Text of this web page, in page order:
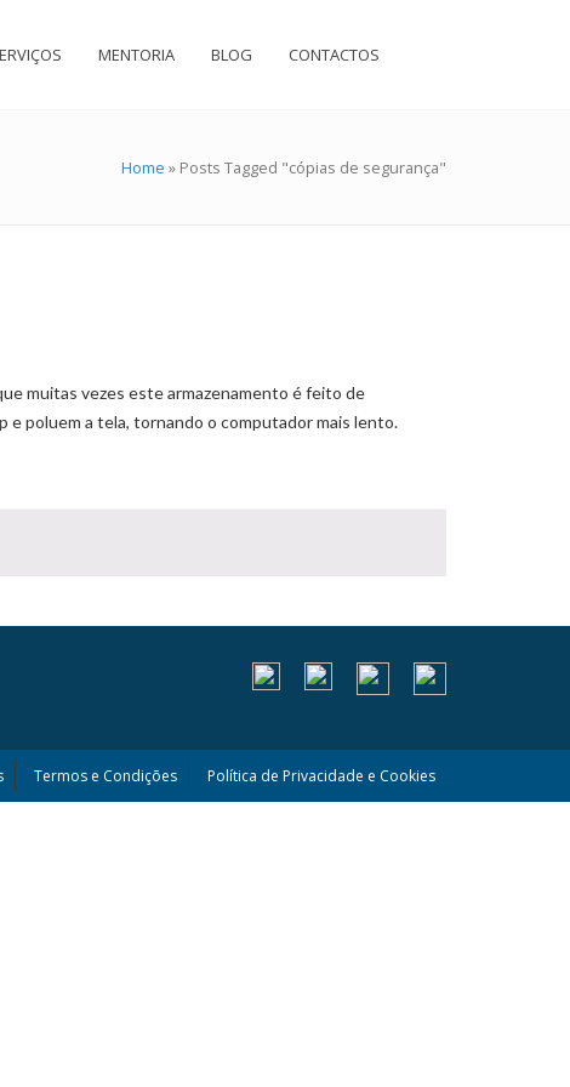
MENTORIA BLOG CONTACTOS
Home » Posts Tagged "cópias de segurança"
muitas vezes este armazenamento é feito de
e poluem a tela, tornando o computador mais lento.
Termos e Condições Política de Privacidade e Cookies